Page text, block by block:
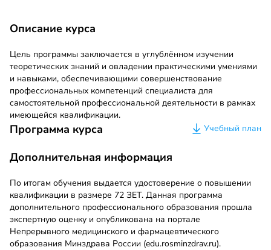
Описание курса
Цель программы заключается в углублённом изучении
теоретических знаний и овладении практическими умениями
и навыками, обеспечивающими совершенствование
профессиональных компетенций специалиста для
самостоятельной профессиональной деятельности в рамках
имеющейся квалификации.
Программа курса Учебный план
Дополнительная информация
По итогам обучения выдается удостоверение о повышении
квалификации в размере 72 ЗЕТ. Данная программа
дополнительного профессионального образования прошла
экспертную оценку и опубликована на портале
Непрерывного медицинского и фармацевтического
образования Минздрава России (edu.rosminzdrav.ru).